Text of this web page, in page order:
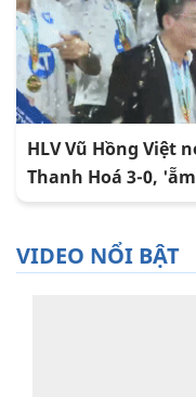
HLV Vũ Hồng Việt
Thanh Hoá 3-0,
VIDEO NỔI BẬT